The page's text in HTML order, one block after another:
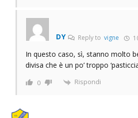
DY Reply tovigne
In questo caso, sì, stanno molto
divisa che è un po’ troppo
0 Rispondi